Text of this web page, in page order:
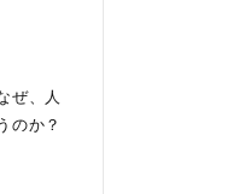
ぜ、人
のか？